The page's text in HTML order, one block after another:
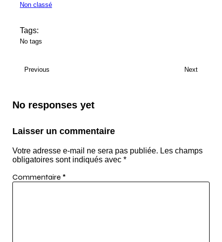
Non classé
Tags:
No tags
Previous Next
No responses yet
Laisser un commentaire
Votre adresse e-mail ne sera pas publiée. Les champs
obligatoires sont indiqués avec *
Commentaire *